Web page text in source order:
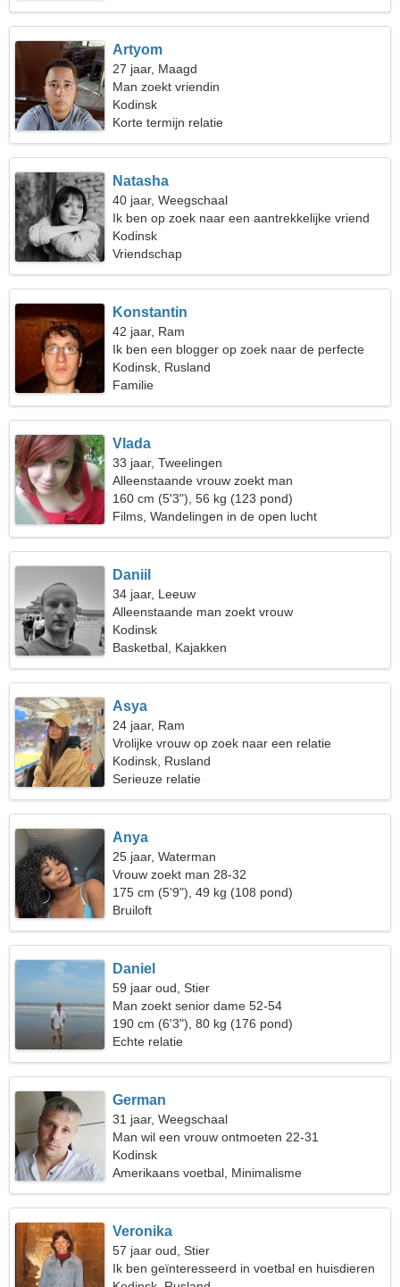
Artyom
27 jaar, Maagd
Man zoekt vriendin
Kodinsk
Korte termijn relatie
Natasha
40 jaar, Weegschaal
Ik ben op zoek naar een aantrekkelijke vriend
voor het leven
Kodinsk
Vriendschap
Konstantin
42 jaar, Ram
Ik ben een blogger op zoek naar de perfecte
vrouw
Kodinsk, Rusland
Familie
Vlada
33 jaar, Tweelingen
Alleenstaande vrouw zoekt man
160 cm (5'3"), 56 kg (123 pond)
Films, Wandelingen in de open lucht
Daniil
34 jaar, Leeuw
Alleenstaande man zoekt vrouw
Kodinsk
Basketbal, Kajakken
Asya
24 jaar, Ram
Vrolijke vrouw op zoek naar een relatie
Kodinsk, Rusland
Serieuze relatie
Anya
25 jaar, Waterman
Vrouw zoekt man 28-32
175 cm (5'9"), 49 kg (108 pond)
Bruiloft
Daniel
59 jaar oud, Stier
Man zoekt senior dame 52-54
190 cm (6'3"), 80 kg (176 pond)
Echte relatie
German
31 jaar, Weegschaal
Man wil een vrouw ontmoeten 22-31
Kodinsk
Amerikaans voetbal, Minimalisme
Veronika
57 jaar oud, Stier
Ik ben geïnteresseerd in voetbal en huisdieren